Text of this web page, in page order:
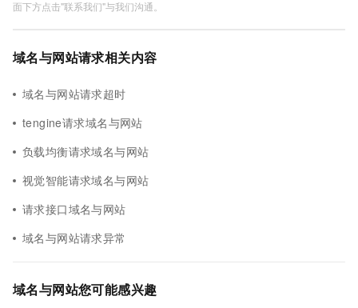
面下方点击"联系我们"与我们沟通。
域名与网站请求相关内容
域名与网站请求超时
tengine请求域名与网站
负载均衡请求域名与网站
视觉智能请求域名与网站
请求接口域名与网站
域名与网站请求异常
域名与网站您可能感兴趣